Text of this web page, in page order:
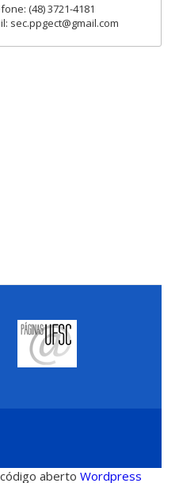
(48) 3721-4181
sec.ppgect@gmail.com
código abertoWordpress